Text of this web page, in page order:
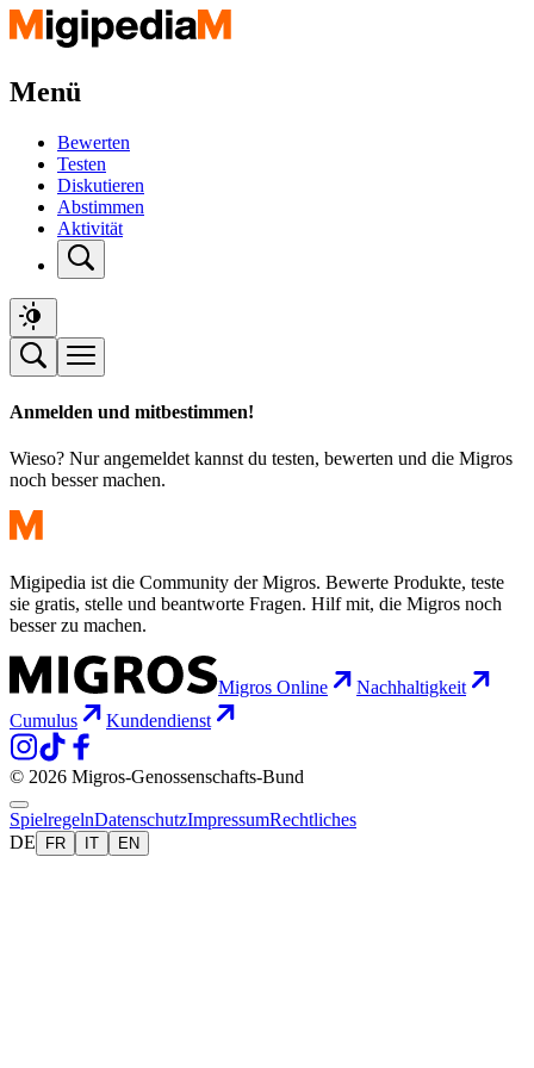
Menü
Bewerten
Testen
Diskutieren
Abstimmen
Aktivität
Anmelden und mitbestimmen!
Wieso? Nur angemeldet kannst du testen, bewerten und die Migros
noch besser machen.
Migipedia ist die Community der Migros. Bewerte Produkte, teste
sie gratis, stelle und beantworte Fragen. Hilf mit, die Migros noch
besser zu machen.
Migros Online
Nachhaltigkeit
Cumulus
Kundendienst
© 2026 Migros-Genossenschafts-Bund
SpielregelnDatenschutzImpressumRechtliches
DE
FR IT EN